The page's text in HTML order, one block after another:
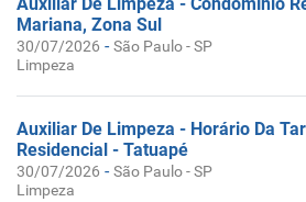
Mariana, Zona Sul
30/07/2026 -São Paulo - SP
Limpeza
Auxiliar De Limpeza - Horário Da
Residencial - Tatuapé
30/07/2026 -São Paulo - SP
Limpeza